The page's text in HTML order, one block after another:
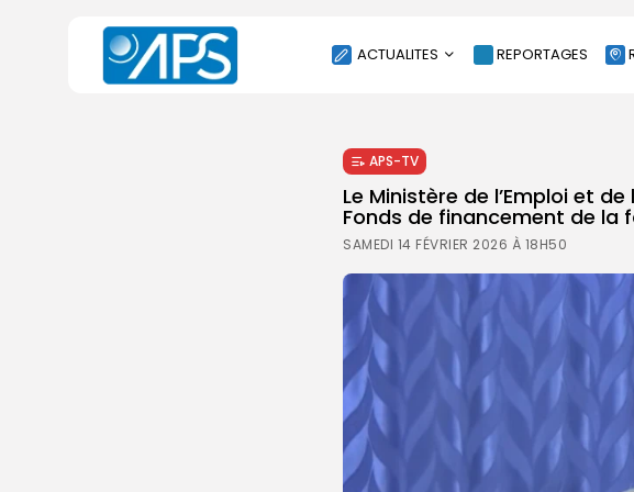
ACTUALITES
SOCIÉTÉ
ÉCONOMIE
CULTURE
ENVIRONNEMENT
INTERNATIONAL
AGENDA
SANTE
REPORTAGES
APS-TV
Le Ministère de l’Emploi et
Fonds de financement de la
SAMEDI 14 FÉVRIER 2026 À 18H50